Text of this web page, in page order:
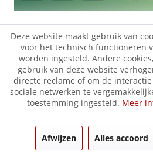
Deze website maakt gebruik van
voor het technisch functioneren
worden ingesteld. Andere
gebruik van deze website
directe reclame of om de
sociale netwerken te
toestemming ingesteld. Meer
Afwijzen Alles accoord